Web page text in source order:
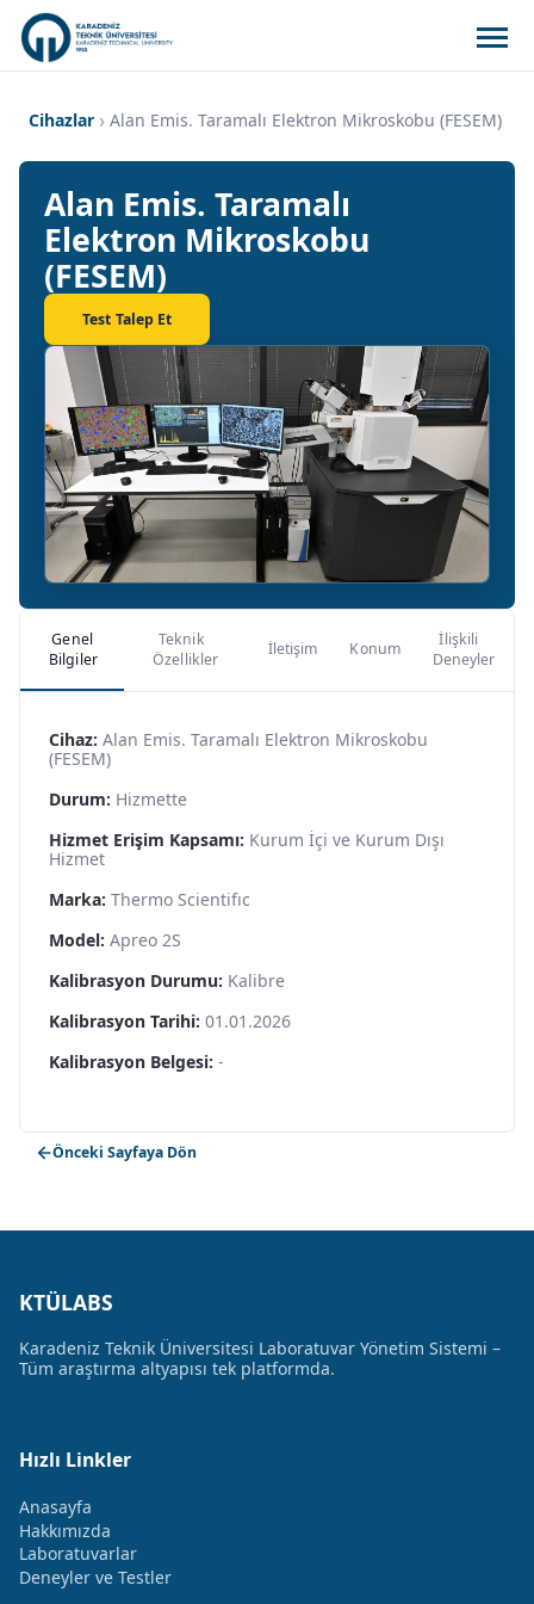
Cihazlar Alan Emis. Taramalı Elektron Mikroskobu (FESEM)
Alan Emis. Taramalı
Elektron Mikroskobu
(FESEM)
Test Talep Et
Genel
Bilgiler
Teknik
Özellikler
İletişim Konum
İlişkili
Deneyler
Cihaz: Alan Emis. Taramalı Elektron Mikroskobu
(FESEM)
Durum: Hizmette
Hizmet Erişim Kapsamı: Kurum İçi ve Kurum Dışı
Hizmet
Marka: Thermo Scientifıc
Model: Apreo 2S
Kalibrasyon Durumu: Kalibre
Kalibrasyon Tarihi: 01.01.2026
Kalibrasyon Belgesi: -
Önceki Sayfaya Dön
KTÜLABS
Karadeniz Teknik Üniversitesi Laboratuvar Yönetim Sistemi –
Tüm araştırma altyapısı tek platformda.
Hızlı Linkler
Anasayfa
Hakkımızda
Laboratuvarlar
Deneyler ve Testler